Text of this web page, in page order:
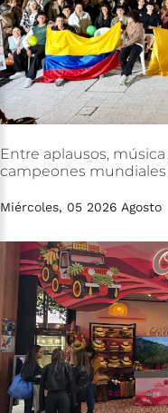
Entre aplausos, música
campeones mundiales
Miércoles, 05 2026 Agosto